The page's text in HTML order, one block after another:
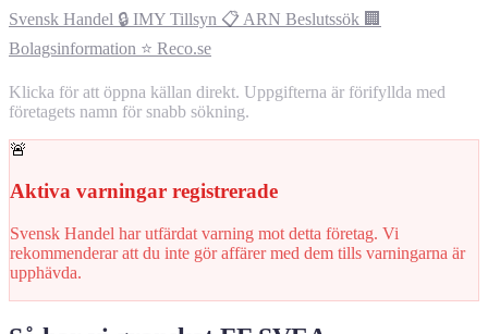
Svensk Handel 🔒 IMY Tillsyn 📋 ARN Beslutssök 🏢
Bolagsinformation ⭐ Reco.se
Klicka för att öppna källan direkt. Uppgifterna är förifyllda med
företagets namn för snabb sökning.
🚨
Aktiva varningar registrerade
Svensk Handel har utfärdat varning mot detta företag. Vi
rekommenderar att du inte gör affärer med dem tills varningarna är
upphävda.